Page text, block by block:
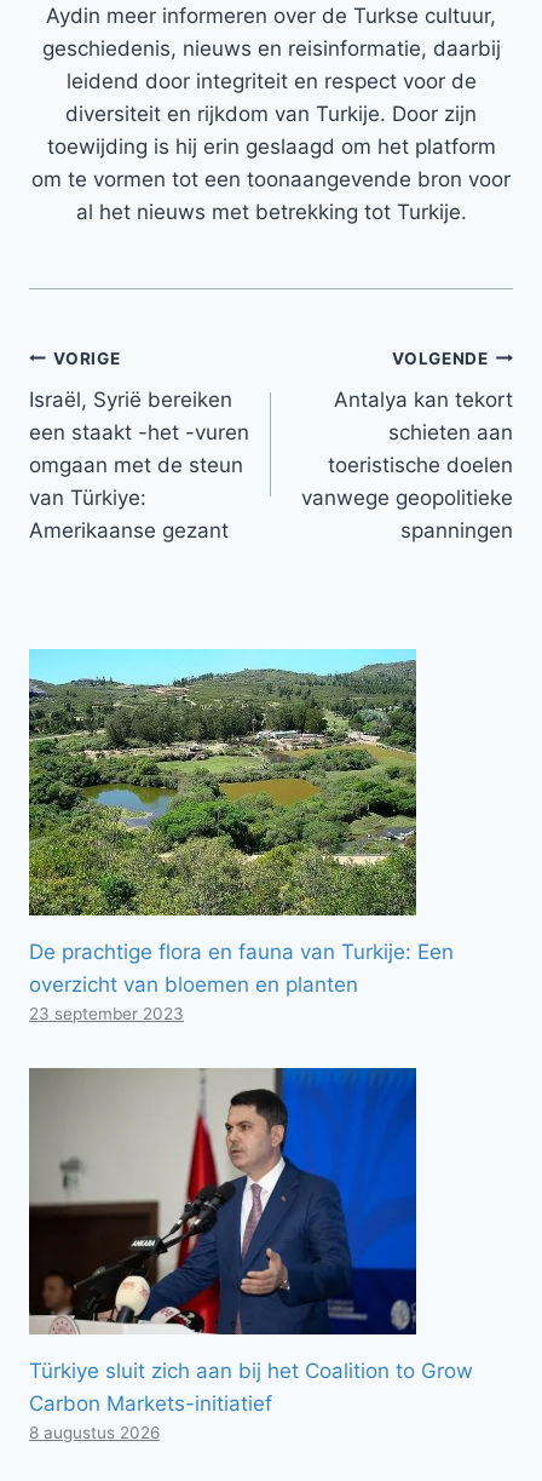
Aydin meer informeren over de Turkse cultuur,
geschiedenis, nieuws en reisinformatie, daarbij
leidend door integriteit en respect voor de
diversiteit en rijkdom van Turkije. Door zijn
toewijding is hij erin geslaagd om het platform
om te vormen tot een toonaangevende bron voor
al het nieuws met betrekking tot Turkije.
Bericht
navigatie
VORIGE
Israël, Syrië bereiken
een staakt -het -vuren
omgaan met de steun
van Türkiye:
Amerikaanse gezant
VOLGENDE
Antalya kan tekort
schieten aan
toeristische doelen
vanwege geopolitieke
spanningen
De prachtige flora en fauna van Turkije: Een
overzicht van bloemen en planten
23 september 2023
Türkiye sluit zich aan bij het Coalition to Grow
Carbon Markets-initiatief
8 augustus 2026